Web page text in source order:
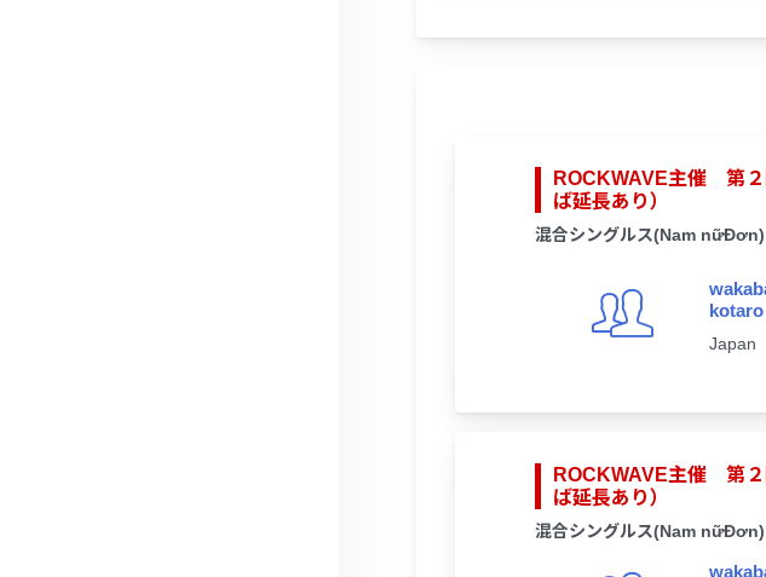
ROCKWAVE主催 第
ば延長あり）
混合シングルス(Nam nữĐơn)
kotaro
Japan
ROCKWAVE主催 第
ば延長あり）
混合シングルス(Nam nữĐơn)